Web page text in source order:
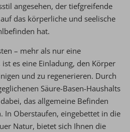
angesehen, der tiefgreifende
das körperliche und seelische
hat.
– mehr als nur eine
es eine Einladung, den Körper
und zu regenerieren. Durch
Säure-Basen-Haushalts
das allgemeine Befinden
In Oberstaufen, eingebettet in die
Natur, bietet sich Ihnen die